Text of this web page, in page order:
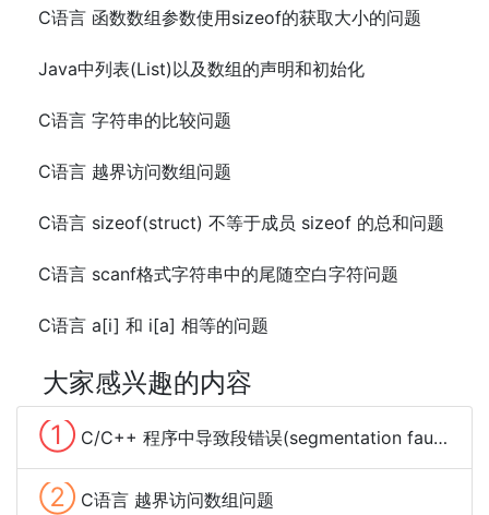
C语言 函数数组参数使用sizeof的获取大小的问题
Java中列表(List)以及数组的声明和初始化
C语言 字符串的比较问题
C语言 越界访问数组问题
C语言 sizeof(struct) 不等于成员 sizeof 的总和问题
C语言 scanf格式字符串中的尾随空白字符问题
C语言 a[i] 和 i[a] 相等的问题
大家感兴趣的内容
① C/C++ 程序中导致段错误(segmentation fault)的常见原因
② C语言 越界访问数组问题